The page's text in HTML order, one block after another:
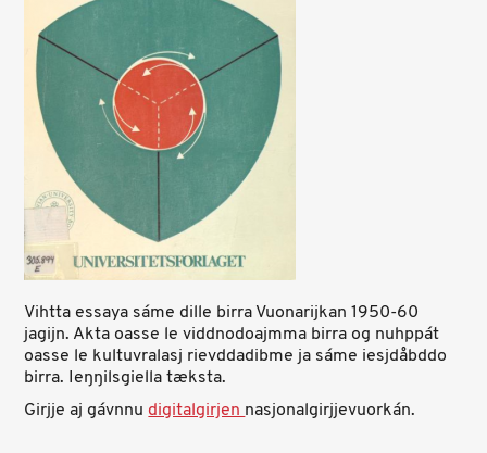
Vihtta essaya sáme dille birra Vuonarijkan 1950-60
jagijn. Akta oasse le viddnodoajmma birra og nuhppát
oasse le kultuvralasj rievddadibme ja sáme iesjdåbddo
birra. Ieŋŋilsgiella tæksta.
Girjje aj gávnnudigitalgirjennasjonalgirjjevuorkán.